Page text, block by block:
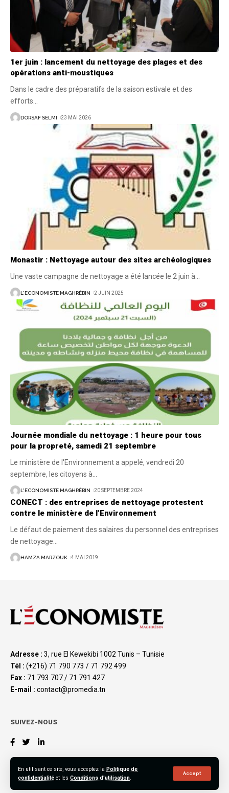
En utilisant ce site, vous acceptez la Politique de
confidentialité et les Conditions d'utilisation.
Accept
1er juin : lancement du nettoyage des plages et des
opérations anti-moustiques
Dans le cadre des préparatifs de la saison estivale et des
efforts…
DORSAF SELMI 23 MAI 2026
Monastir : Nettoyage autour des sites archéologiques
Une vaste campagne de nettoyage a été lancée le 2 juin à
L'ECONOMISTE MAGHRÉBIN 2 JUIN 2025
Journée mondiale du nettoyage : 1 heure pour tous
pour la propreté, samedi 21 septembre
Le ministère de l'Environnement a appelé, vendredi 20
septembre, les citoyens à
L'ECONOMISTE MAGHRÉBIN 20 SEPTEMBRE 2024
CONECT : des entreprises de nettoyage protestent
contre le ministère de l’Environnement
Le défaut de paiement des salaires du personnel des entreprises
de nettoyage
HAMZA MARZOUK 4 MAI 2019
Adresse : 3, rue El Kewekibi 1002 Tunis – Tunisie
Tél : (+216) 71 790 773 / 71 792 499
Fax : 71 793 707 / 71 791 427
E-mail : contact@promedia.tn
SUIVEZ-NOUS
©2023 L’Économiste Maghrébin, All Rights Reserved